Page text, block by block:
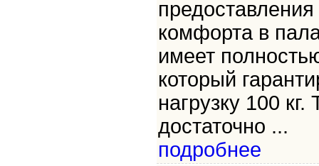
комфорта в
имеет
который
нагрузку 100
достаточно ...
подробнее